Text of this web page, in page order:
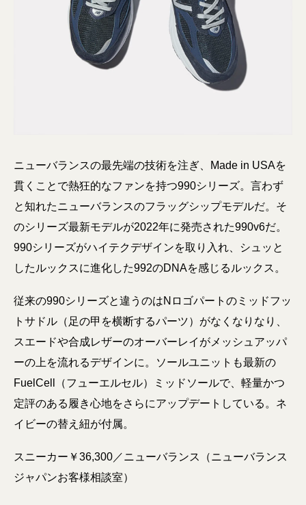
ニューバランスの最先端の技術を注ぎ、Made in USAを
貫くことで熱狂的なファンを持つ990シリーズ。言わず
と知れたニューバランスのフラッグシップモデルだ。そ
のシリーズ最新モデルが2022年に発売された990v6だ。
990シリーズがハイテクデザインを取り入れ、シュッと
したルックスに進化した992のDNAを感じるルックス。
従来の990シリーズと違うのはNロゴパートのミッドフッ
トサドル（足の甲を横断するパーツ）がなくなりなり、
スエードや合成レザーのオーバーレイがメッシュアッパ
ーの上を流れるデザインに。ソールユニットも最新の
FuelCell（フューエルセル）ミッドソールで、軽量かつ
定評のある履き心地をさらにアップデートしている。ネ
イビーの替え紐が付属。
スニーカー￥36,300／ニューバランス（ニューバランス
ジャパンお客様相談室）